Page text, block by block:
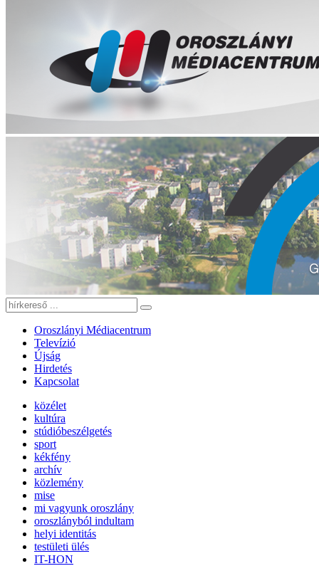
Oroszlányi Médiacentrum
Televízió
Újság
Hirdetés
Kapcsolat
közélet
kultúra
stúdióbeszélgetés
sport
kékfény
archív
közlemény
mise
mi vagyunk oroszlány
oroszlányból indultam
helyi identitás
testületi ülés
IT-HON